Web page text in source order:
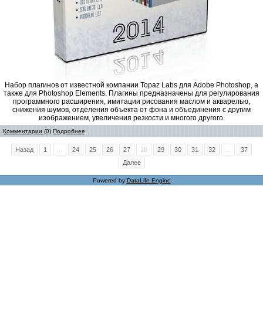
Набор плагинов от известной компании Topaz Labs для Adobe Photoshop, а
также для Photoshop Elements. Плагины предназначены для регулирования
программного расширения, имитации рисования маслом и акварелью,
снижения шумов, отделения объекта от фона и объединения с другим
изображением, увеличения резкости и многого другого.
Комментарии (0) Подробнее
Назад 1 24 25 26 27 28 29 30 31 32
37
Далее
Powered by DataLife Engine